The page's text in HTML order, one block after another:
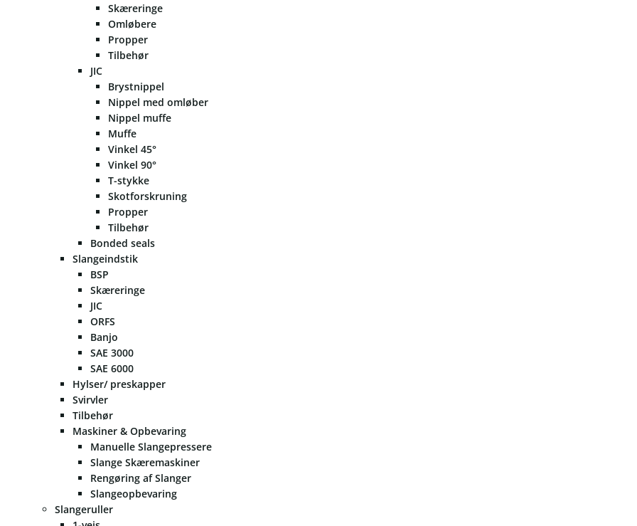
Skæreringe
Omløbere
Propper
Tilbehør
JIC
Brystnippel
Nippel med omløber
Nippel muffe
Muffe
Vinkel 45°
Vinkel 90°
T-stykke
Skotforskruning
Propper
Tilbehør
Bonded seals
Slangeindstik
BSP
Skæreringe
JIC
ORFS
Banjo
SAE 3000
SAE 6000
Hylser/ preskapper
Svirvler
Tilbehør
Maskiner & Opbevaring
Manuelle Slangepressere
Slange Skæremaskiner
Rengøring af Slanger
Slangeopbevaring
Slangeruller